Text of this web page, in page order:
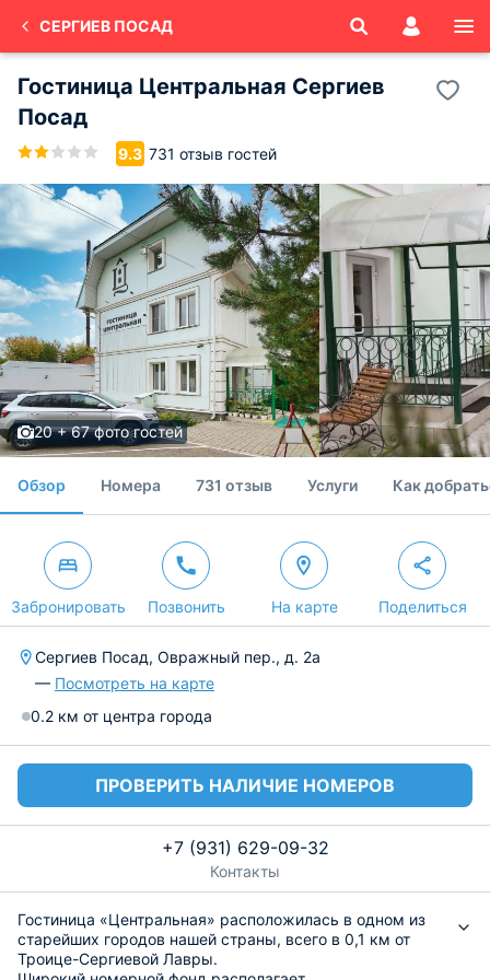
СЕРГИЕВ ПОСАД
Гостиница Центральная Сергиев
Посад
9.3 731 отзыв гостей
20 + 67 фото гостей
Обзор Номера 731 отзыв Услуги Как
Забронировать Позвонить На карте Поделиться
Сергиев Посад, Овражный пер., д. 2а
— Посмотреть на карте
0.2 км от центра города
ПРОВЕРИТЬ НАЛИЧИЕ НОМЕРОВ
+7 (931) 629-09-32
Контакты
Гостиница «Центральная» расположилась в одном из
старейших городов нашей страны, всего в 0,1 км от
Троице-Сергиевой Лавры.